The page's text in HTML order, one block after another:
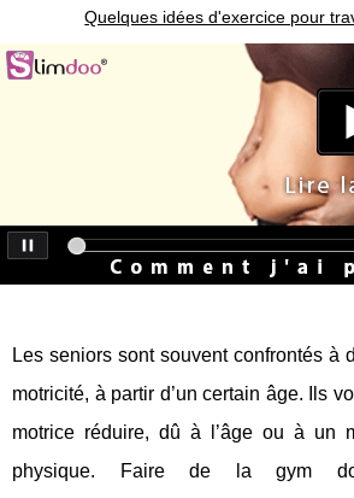
Quelques idées d'exercice pour
Les seniors sont souvent confrontés à
motricité, à partir d’un certain âge. Ils
motrice réduire, dû à l’âge ou à un
physique. Faire de la gym